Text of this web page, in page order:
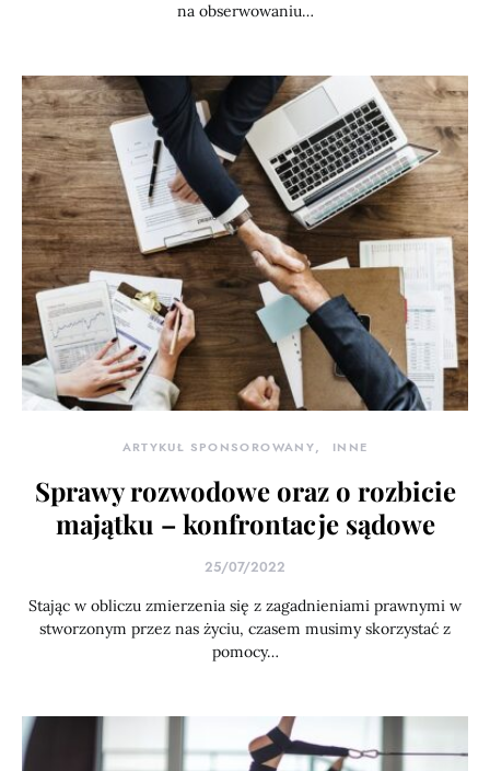
na obserwowaniu…
ARTYKUŁ SPONSOROWANY INNE
Sprawy rozwodowe oraz o rozbicie
majątku – konfrontacje sądowe
25/07/2022
Stając w obliczu zmierzenia się z zagadnieniami prawnymi w
stworzonym przez nas życiu, czasem musimy skorzystać z
pomocy…